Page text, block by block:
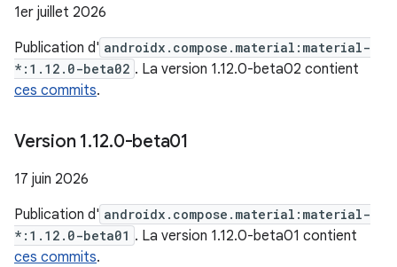
1er juillet 2026
Publication d' androidx.compose.material:material-
*:1.12.0-beta02 . La version 1.12.0-beta02 contient
ces commits.
Version 1.12.0-beta01
17 juin 2026
Publication d' androidx.compose.material:material-
*:1.12.0-beta01 . La version 1.12.0-beta01 contient
ces commits.